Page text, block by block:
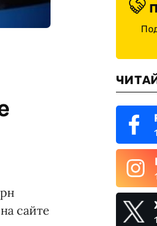
сайте